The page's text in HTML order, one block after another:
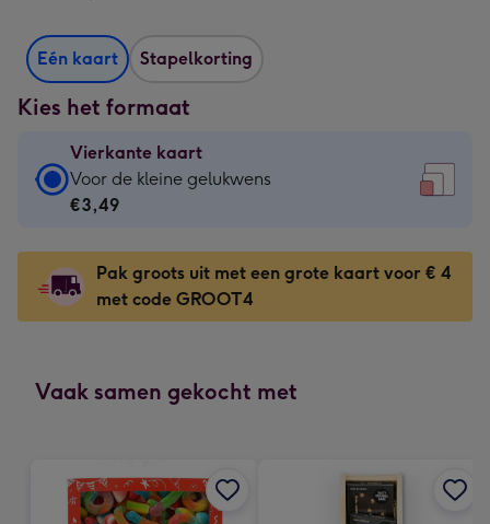
Eén kaart Stapelkorting
Kies het formaat
Vierkante kaart
Vierkante
kaart
€3,49
-
Voor
gelukwens
x
130
Voor de kleine gelukwens
€3,49
Pak groots uit met een grote kaart voor € 4
met code GROOT4
Vaak samen gekocht met